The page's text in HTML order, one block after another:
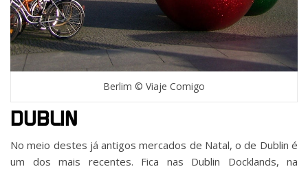
Berlim © Viaje Comigo
DUBLIN
No meio destes já antigos mercados de Natal, o de Dublin é
um dos mais recentes. Fica nas Dublin Docklands, na